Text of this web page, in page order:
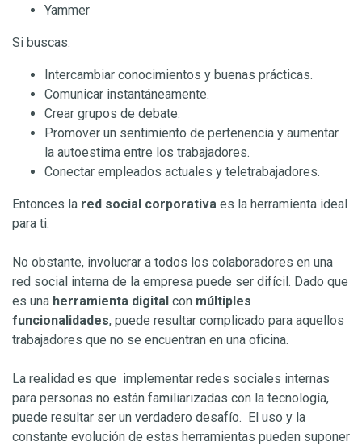
Yammer
Si buscas:
Intercambiar conocimientos y buenas prácticas.
Comunicar instantáneamente.
Crear grupos de debate.
Promover un sentimiento de pertenencia y aumentar
la autoestima entre los trabajadores.
Conectar empleados actuales y teletrabajadores.
Entonces la red social corporativa es la herramienta ideal
para ti.
No obstante, involucrar a todos los colaboradores en una
red social interna de la empresa puede ser difícil. Dado que
es una herramienta digital con múltiples
funcionalidades, puede resultar complicado para aquellos
trabajadores que no se encuentran en una oficina.
La realidad es que implementar redes sociales internas
para personas no están familiarizadas con la tecnología,
puede resultar ser un verdadero desafío. El uso y la
constante evolución de estas herramientas pueden suponer